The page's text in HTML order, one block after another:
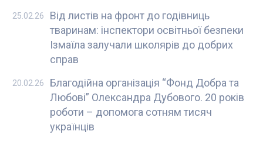
Від листів на фронт до годівниць
тваринам: інспектори освітньої безпеки
Ізмаїла залучали школярів до добрих
справ
25.02.26
Благодійна організація “Фонд Добра та
Любові” Олександра Дубового. 20 років
роботи – допомога сотням тисяч
українців
20.02.26